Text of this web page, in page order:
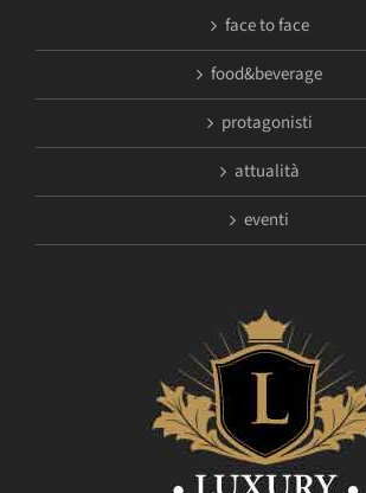
face to face
food&beverage
protagonisti
attualità
eventi